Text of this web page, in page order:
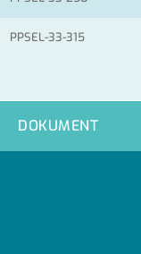
PPSEL-33-315
DOKUMENT